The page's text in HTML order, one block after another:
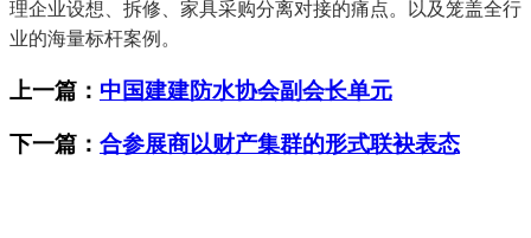
理企业设想、拆修、家具采购分离对接的痛点。以及笼盖全行
业的海量标杆案例。
上一篇： 中国建建防水协会副会长单元
下一篇： 合参展商以财产集群的形式联袂表态